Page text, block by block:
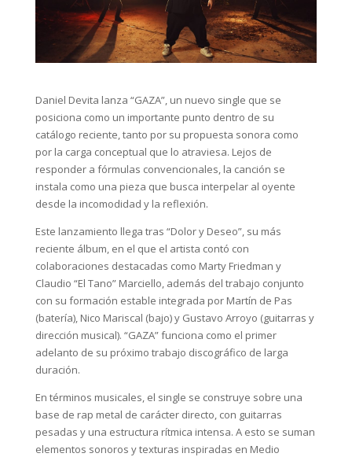
Daniel Devita lanza “GAZA”, un nuevo single que se
posiciona como un importante punto dentro de su
catálogo reciente, tanto por su propuesta sonora como
por la carga conceptual que lo atraviesa. Lejos de
responder a fórmulas convencionales, la canción se
instala como una pieza que busca interpelar al oyente
desde la incomodidad y la reflexión.
Este lanzamiento llega tras “Dolor y Deseo”, su más
reciente álbum, en el que el artista contó con
colaboraciones destacadas como Marty Friedman y
Claudio “El Tano” Marciello, además del trabajo conjunto
con su formación estable integrada por Martín de Pas
(batería), Nico Mariscal (bajo) y Gustavo Arroyo (guitarras y
dirección musical). “GAZA” funciona como el primer
adelanto de su próximo trabajo discográfico de larga
duración.
En términos musicales, el single se construye sobre una
base de rap metal de carácter directo, con guitarras
pesadas y una estructura rítmica intensa. A esto se suman
elementos sonoros y texturas inspiradas en Medio